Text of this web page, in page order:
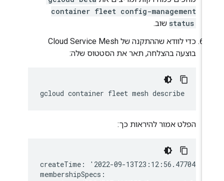
container fleet config-management
statusשוב.
כדי לוודא שההתקנה של Cloud Service Mesh
בוצעה בהצלחה, תאר את הסטטוס שלה:
gcloud container fleet mesh
הפלט אמור להיראות כך:
createTime: '2022-09-
membershipSpecs: